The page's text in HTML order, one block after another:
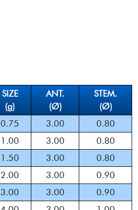
SIZE
(g)
ANT.
(Ø)
STEM.
(Ø)
0.75 3.00
0.80
1.00 3.00
0.80
1.50 3.00
0.80
2.00 3.00
0.90
3.00 3.00
0.90